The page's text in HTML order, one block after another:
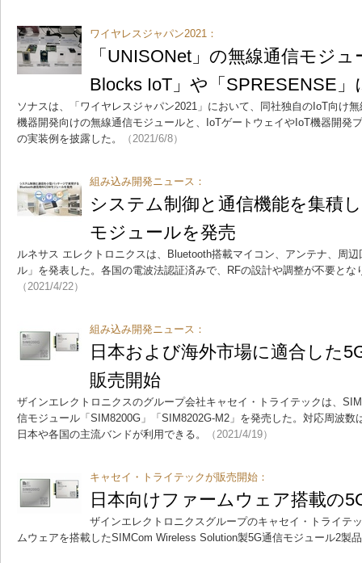
ワイヤレスジャパン2021：
「UNISONet」の無線通信モジ
Blocks IoT」や「SPRESENSE」
ソナスは、「ワイヤレスジャパン2021」において、同社独自のIoT向け
機器開発向けの無線通信モジュールと、IoTゲートウェイやIoT機器開発
の実装例を披露した。
（2021/6/8）
組み込み開発ニュース：
システム制御と通信機能を集積
モジュールを発売
ルネサス エレクトロニクスは、Bluetooth搭載マイコン、アンテナ、周
ル」を発表した。各国の電波法認証済みで、RFの設計や調整が不要と
（2021/4/22）
組み込み開発ニュース：
日本および海外市場に適合した
販売開始
ザインエレクトロニクスのグループ会社キャセイ・トライテックは、
信モジュール「SIM8200G」「SIM8202G-M2」を発売した。対応周波数
日本や各国の主流バンドが利用できる。
（2021/4/19）
キャセイ・トライテックが販売開始：
日本向けファームウェア搭載の
ザインエレクトロニクスグループのキャセイ・トライテ
ムウェアを搭載したSIMCom Wireless Solution製5G通信モジュール2製